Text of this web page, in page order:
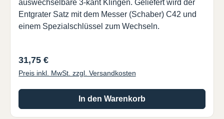
auswechselbare 3-kant Klingen. Geliefert wird der
Entgrater Satz mit dem Messer (Schaber) C42 und
einem Spezialschlüssel zum Wechseln.
Regulärer Preis:
31,75 €
Preis inkl. MwSt. zzgl. Versandkosten
In den Warenkorb